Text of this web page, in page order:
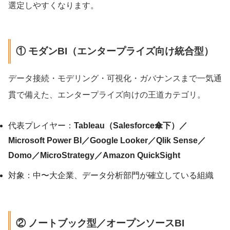
選定しやすくなります。
① モダンBI（エンタープライズ向け統合型）
データ接続・モデリング・可視化・ガバナンスまで一気通
貫で備えた、エンタープライズ向けの王道カテゴリ。
代表プレイヤー： Tableau（Salesforce傘下）／
Microsoft Power BI／Google Looker／Qlik Sense／
Domo／MicroStrategy／Amazon QuickSight
対象：中〜大企業、データ分析部門が確立している組織
② ノートブック型／オープンソースBI